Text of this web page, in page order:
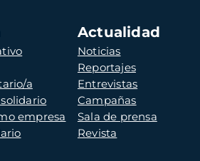
a
empresa
Actualidad
Noticias
Reportajes
Entrevistas
Campañas
Sala de prensa
Revista